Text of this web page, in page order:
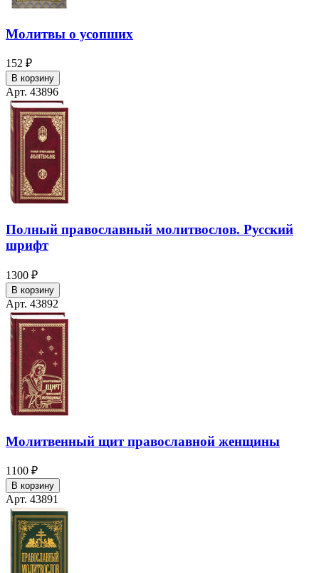
Молитвы о усопших
152 ₽
В корзину
Арт. 43896
Полный православный молитвослов. Русский
шрифт
1300 ₽
В корзину
Арт. 43892
Молитвенный щит православной женщины
1100 ₽
В корзину
Арт. 43891